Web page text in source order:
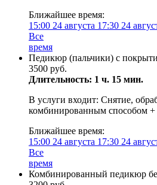
Ближайшее время:
15:00 24 августа 17:30 24
Все
время
Педикюр (пальчики) с
3500 руб.
Длительность: 1 ч. 15 мин.
В услуги входит: Снятие,
комбинированным способом +
Ближайшее время:
15:00 24 августа 17:30 24
Все
время
Комбинированный педикюр